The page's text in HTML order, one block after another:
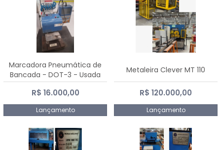
Marcadora Pneumática de
Bancada - DOT-3 - Usada
R$ 16.000,00
Lançamento
Metaleira Clever MT 110
R$ 120.000,00
Lançamento